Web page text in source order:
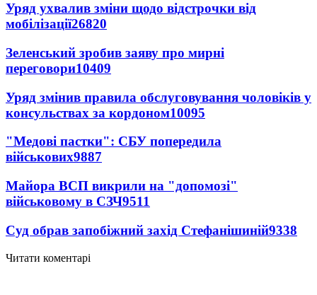
Уряд ухвалив зміни щодо відстрочки від
мобілізації26820
Зеленський зробив заяву про мирні
переговори10409
Уряд змінив правила обслуговування чоловіків у
консульствах за кордоном10095
"Медові пастки": СБУ попередила
військових9887
Майора ВСП викрили на "допомозі"
військовому в СЗЧ9511
Суд обрав запобіжний захід Стефанішиній9338
Читати коментарі